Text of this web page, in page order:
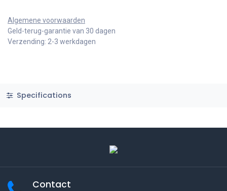
Algemene voorwaarden
Geld-terug-garantie van 30 dagen
Verzending: 2-3 werkdagen
Specifications
Contact